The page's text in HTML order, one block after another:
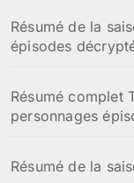
Résumé de la
épisodes
Résumé complet
personnages
Résumé de la